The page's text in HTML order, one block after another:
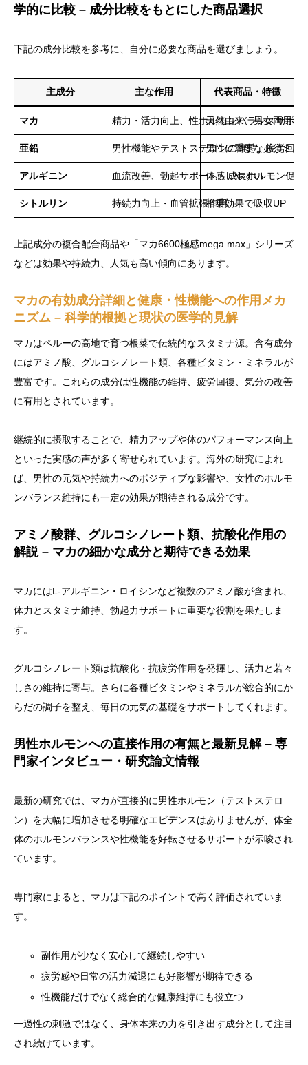
学的に比較 – 成分比較をもとにした商品選択
下記の成分比較を参考に、自分に必要な商品を選びましょう。
主成分 主な作用 代表商品・特徴
マカ 精力・活力向上、性ホルモンバランスサポー
天然由来、男女両用
亜鉛 男性機能やテストステロンの維持、疲労回復
男性に重要な必須ミネ
アルギニン 血流改善、勃起サポート、成長ホルモン促進
体感しやすい
シトルリン 持続力向上・血管拡張作用相乗効果で吸収UP
上記成分の複合配合商品や「マカ6600極感mega max」シリーズ
などは効果や持続力、人気も高い傾向にあります。
マカの有効成分詳細と健康・性機能への作用メカ
ニズム – 科学的根拠と現状の医学的見解
マカはペルーの高地で育つ根菜で伝統的なスタミナ源。含有成分
にはアミノ酸、グルコシノレート類、各種ビタミン・ミネラルが
豊富です。これらの成分は性機能の維持、疲労回復、気分の改善
に有用とされています。
継続的に摂取することで、精力アップや体のパフォーマンス向上
といった実感の声が多く寄せられています。海外の研究によれ
ば、男性の元気や持続力へのポジティブな影響や、女性のホルモ
ンバランス維持にも一定の効果が期待される成分です。
アミノ酸群、グルコシノレート類、抗酸化作用の
解説 – マカの細かな成分と期待できる効果
マカにはL-アルギニン・ロイシンなど複数のアミノ酸が含まれ、
体力とスタミナ維持、勃起力サポートに重要な役割を果たしま
す。
グルコシノレート類は抗酸化・抗疲労作用を発揮し、活力と若々
しさの維持に寄与。さらに各種ビタミンやミネラルが総合的にか
らだの調子を整え、毎日の元気の基礎をサポートしてくれます。
男性ホルモンへの直接作用の有無と最新見解 – 専
門家インタビュー・研究論文情報
最新の研究では、マカが直接的に男性ホルモン（テストステロ
ン）を大幅に増加させる明確なエビデンスはありませんが、体全
体のホルモンバランスや性機能を好転させるサポートが示唆され
ています。
専門家によると、マカは下記のポイントで高く評価されていま
す。
副作用が少なく安心して継続しやすい
疲労感や日常の活力減退にも好影響が期待できる
性機能だけでなく総合的な健康維持にも役立つ
一過性の刺激ではなく、身体本来の力を引き出す成分として注目
され続けています。